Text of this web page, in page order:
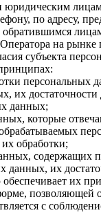
по адресу,
обратившимся
на
субъекта
персональных
их
данных;
которые
обработки;
содержащих
данных, их
их
позволяющей
с